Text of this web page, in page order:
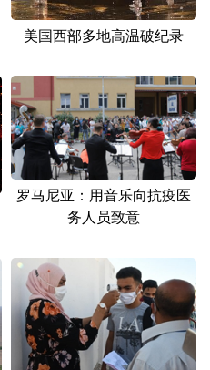
美国西部多地高温破纪录
罗马尼亚：用音乐向抗疫医
务人员致意